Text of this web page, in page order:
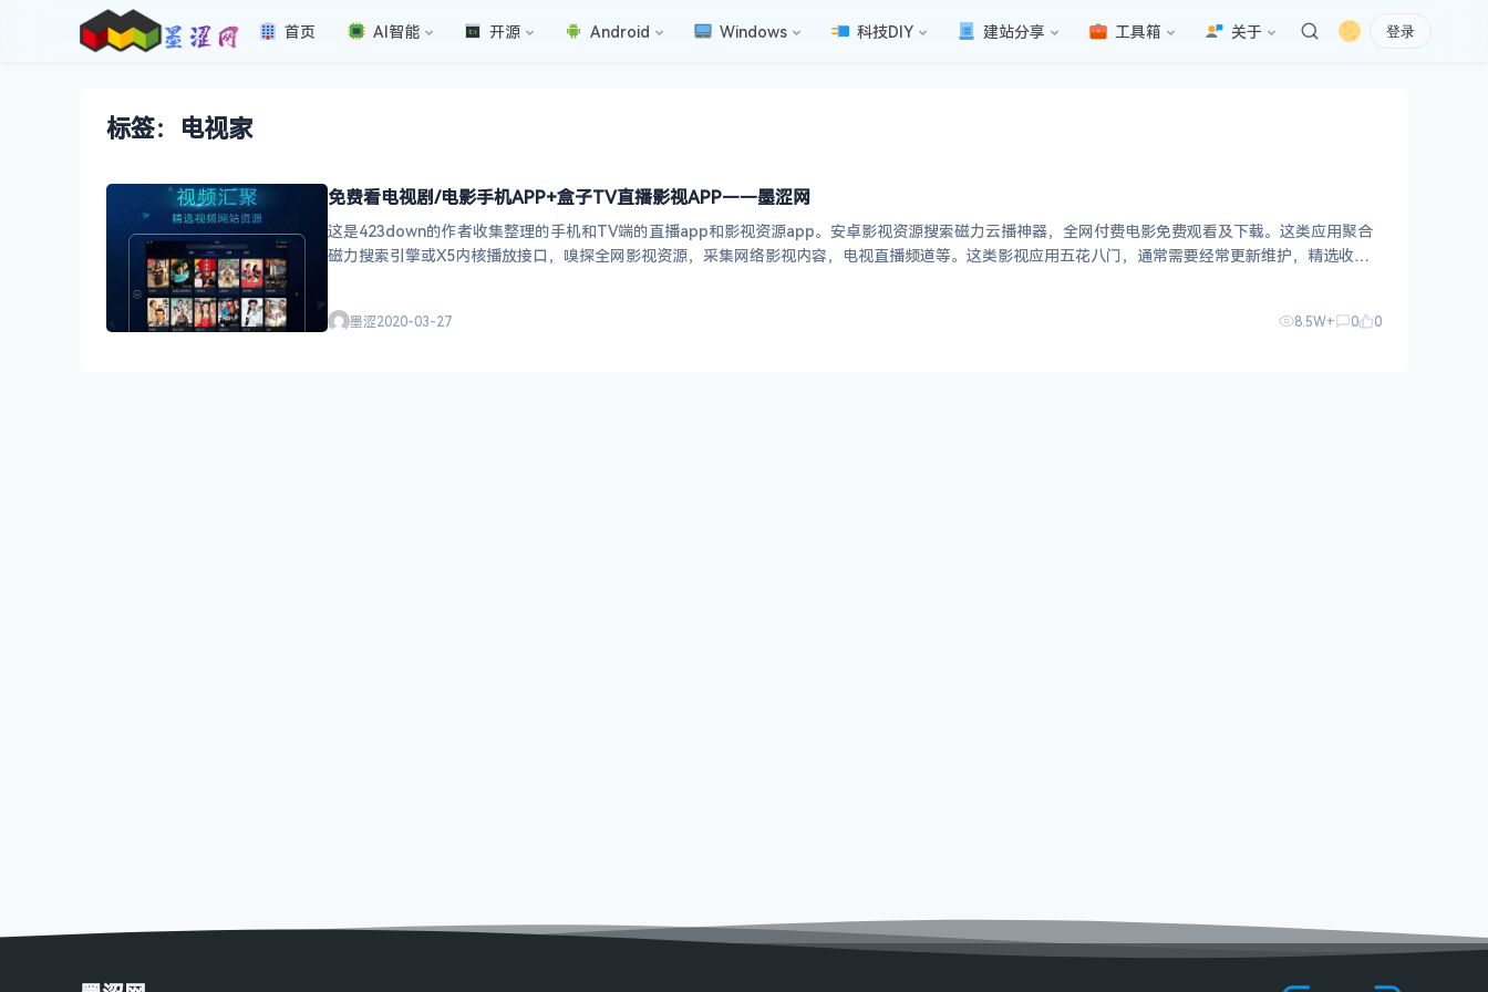
首页 AI智能 开源 Android Windows 科技DIY 建站分享 工具箱 关于 登录
标签：电视家
免费看电视剧/电影手机APP+盒子TV直播影视APP——墨涩网
这是423down的作者收集整理的手机和TV端的直播app和影视资源app。安卓影视资源搜索磁力云播神器，全网付费电影免费观看及下载。这类应用聚合
磁力搜索引擎或X5内核播放接口，嗅探全网影视资源，采集网络影视内容，电视直播频道等。这类影视应用五花八门，通常需要经常更新维护，精选收集
墨涩2020-03-27 8.5W+ 0 0